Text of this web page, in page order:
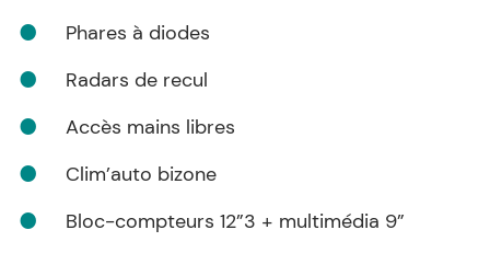
Phares à diodes
Radars de recul
Accès mains libres
Clim’auto bizone
Bloc-compteurs 12”3 + multimédia 9”